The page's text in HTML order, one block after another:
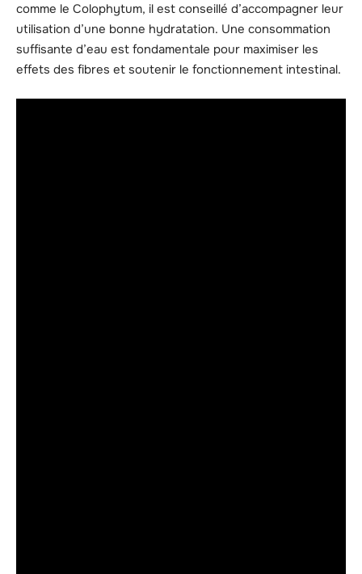
comme le Colophytum, il est conseillé d’accompagner leur
utilisation d’une bonne hydratation. Une consommation
suffisante d’eau est fondamentale pour maximiser les
effets des fibres et soutenir le fonctionnement intestinal.